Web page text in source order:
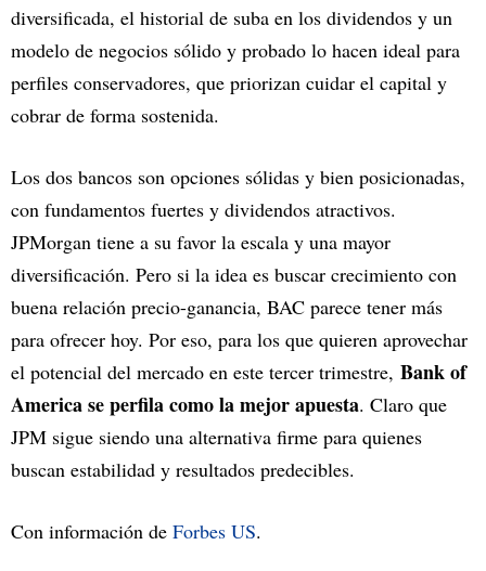
diversificada, el historial de suba en los dividendos y un
modelo de negocios sólido y probado lo hacen ideal para
perfiles conservadores, que priorizan cuidar el capital y
cobrar de forma sostenida.
Los dos bancos son opciones sólidas y bien posicionadas,
con fundamentos fuertes y dividendos atractivos.
JPMorgan tiene a su favor la escala y una mayor
diversificación. Pero si la idea es buscar crecimiento con
buena relación precio-ganancia, BAC parece tener más
para ofrecer hoy. Por eso, para los que quieren aprovechar
el potencial del mercado en este tercer trimestre, Bank of
America se perfila como la mejor apuesta. Claro que
JPM sigue siendo una alternativa firme para quienes
buscan estabilidad y resultados predecibles.
Con información de Forbes US.